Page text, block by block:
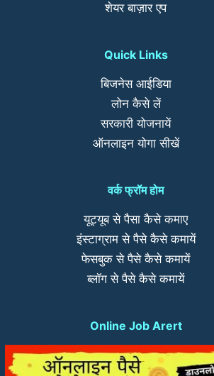
शेयर बाज़ार एप
Quick Links
बिजनेस आईडिया
लोन कैसे लें
सरकारी योजनायें
ऑनलाइन योगा सीखें
वर्क फ्रॉम होम
यूट्यूब से पैसा कैसे कमाए
इंस्टाग्राम से पैसे कैसे कमायें
फेसबुक से पैसे कैसे कमायें
ब्लॉग से पैसे कैसे कमायें
Online Job Arert